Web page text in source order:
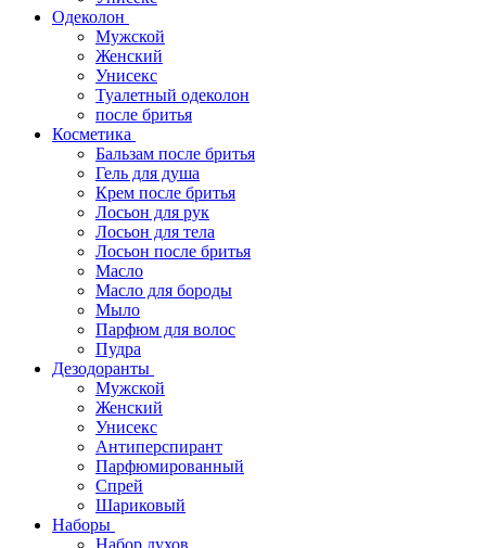
Одеколон
Мужской
Женский
Унисекс
Туалетный одеколон
после бритья
Косметика
Бальзам после бритья
Гель для душа
Крем после бритья
Лосьон для рук
Лосьон для тела
Лосьон после бритья
Масло
Масло для бороды
Мыло
Парфюм для волос
Пудра
Дезодоранты
Мужской
Женский
Унисекс
Антиперспирант
Парфюмированный
Спрей
Шариковый
Наборы
Набор духов